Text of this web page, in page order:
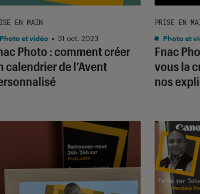
Photo : comment créer
calendrier de l’Avent
EN MAIN
Photo et vidéo • 31 oct. 2023
Fnac
vous la
nos
PRISE EN
Photo et